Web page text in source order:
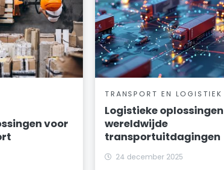
voor
TRANSPORT EN LOGISTIEK
Logistieke
wereldwijde
transportuitdagingen
24 december 2025